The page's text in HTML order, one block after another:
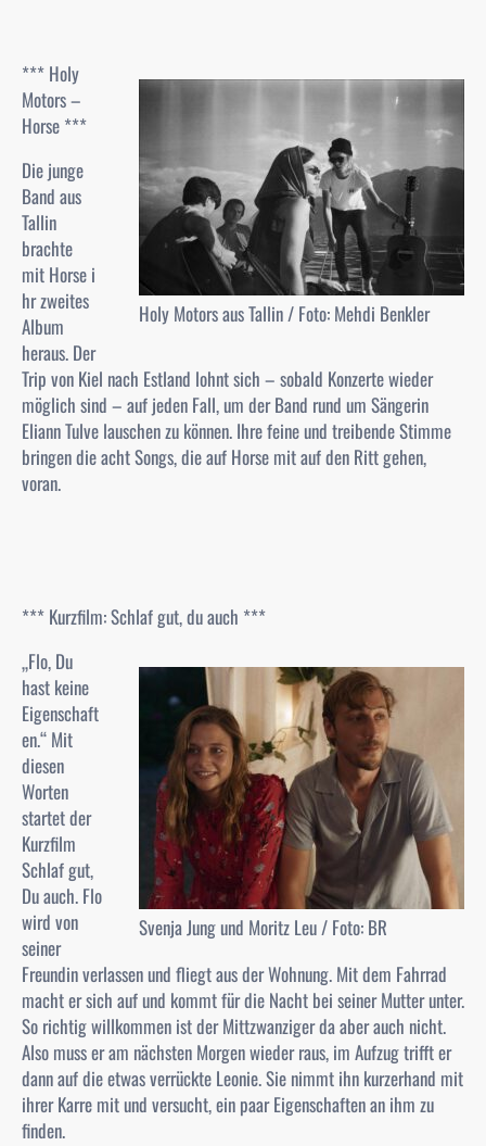
Holy Motors aus Tallin / Foto: Mehdi Benkler
*** Holy
Motors –
Horse ***
Die junge
Band aus
Tallin
brachte
mit Horse i
hr zweites
Album
heraus. Der
Trip von Kiel nach Estland lohnt sich – sobald Konzerte wieder
möglich sind – auf jeden Fall, um der Band rund um Sängerin
Eliann Tulve lauschen zu können. Ihre feine und treibende Stimme
bringen die acht Songs, die auf Horse mit auf den Ritt gehen,
voran.
*** Kurzfilm: Schlaf gut, du auch ***
Svenja Jung und Moritz Leu / Foto: BR
„Flo, Du
hast keine
Eigenschaft
en.“ Mit
diesen
Worten
startet der
Kurzfilm
Schlaf gut,
Du auch. Flo
wird von
seiner
Freundin verlassen und fliegt aus der Wohnung. Mit dem Fahrrad
macht er sich auf und kommt für die Nacht bei seiner Mutter unter.
So richtig willkommen ist der Mittzwanziger da aber auch nicht.
Also muss er am nächsten Morgen wieder raus, im Aufzug trifft er
dann auf die etwas verrückte Leonie. Sie nimmt ihn kurzerhand mit
ihrer Karre mit und versucht, ein paar Eigenschaften an ihm zu
finden.